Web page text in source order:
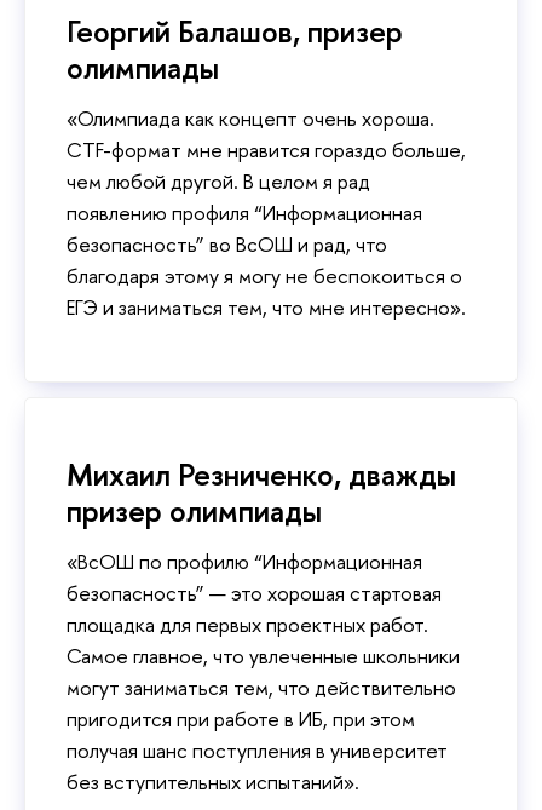
Георгий Балашов, призер
олимпиады
«Олимпиада как концепт очень хороша.
CTF-формат мне нравится гораздо больше,
чем любой другой. В целом я рад
появлению профиля “Информационная
безопасность” во ВсОШ и рад, что
благодаря этому я могу не беспокоиться о
ЕГЭ и заниматься тем, что мне интересно».
Михаил Резниченко, дважды
призер олимпиады
«ВсОШ по профилю “Информационная
безопасность” — это хорошая стартовая
площадка для первых проектных работ.
Самое главное, что увлеченные школьники
могут заниматься тем, что действительно
пригодится при работе в ИБ, при этом
получая шанс поступления в университет
без вступительных испытаний».